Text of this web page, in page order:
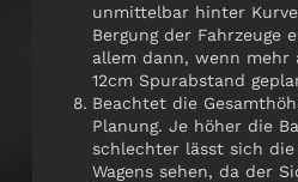
unmittelbar hinter
Bergung der Fahrzeuge
allem dann, wenn mehr
12cm Spurabstand
Beachtet die
Planung. Je höher die
schlechter lässt sich
Wagens sehen, da der